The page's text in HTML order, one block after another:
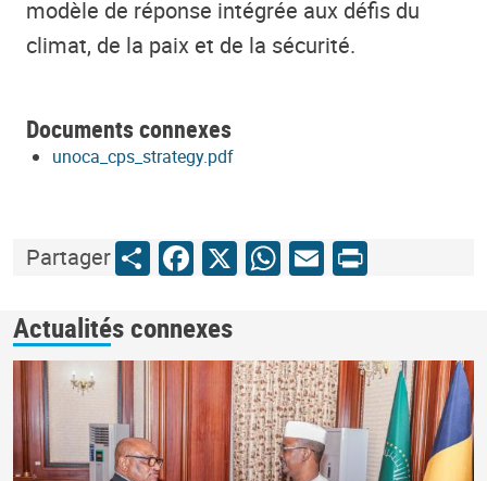
modèle de réponse intégrée aux défis du
climat, de la paix et de la sécurité.
Documents connexes
unoca_cps_strategy.pdf
PartagerShareFacebook
X WhatsApp
Email
Print
Actualités connexes